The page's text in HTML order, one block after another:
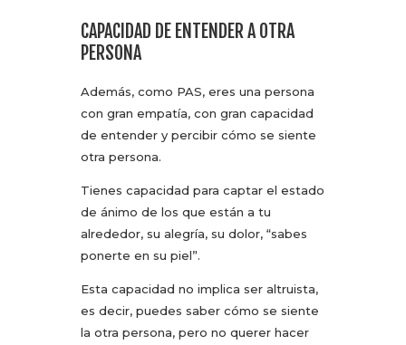
CAPACIDAD DE ENTENDER A OTRA
PERSONA
Además, como PAS, eres una persona
con gran empatía, con gran capacidad
de entender y percibir cómo se siente
otra persona.
Tienes capacidad para captar el estado
de ánimo de los que están a tu
alrededor, su alegría, su dolor, “sabes
ponerte en su piel”.
Esta capacidad no implica ser altruista,
es decir, puedes saber cómo se siente
la otra persona, pero no querer hacer